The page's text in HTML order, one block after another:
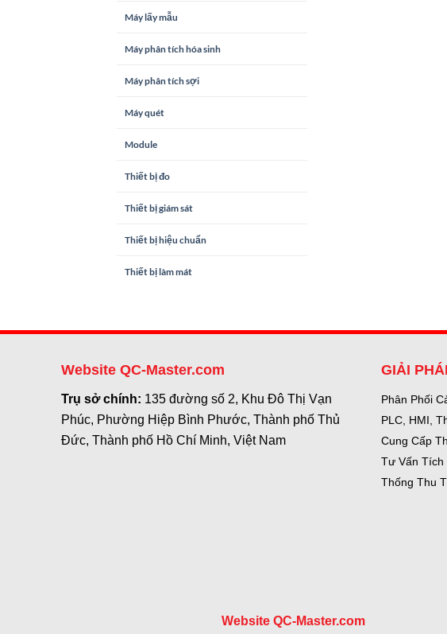
Máy lấy mẫu
Máy phân tích hóa sinh
Máy phân tích sợi
Máy quét
Module
Thiết bị đo
Thiết bị giám sát
Thiết bị hiệu chuẩn
Thiết bị làm mát
Website QC-Master.com
Trụ sở chính: 135 đường số 2, Khu Đô Thị Vạn
Phúc, Phường Hiệp Bình Phước, Thành phố Thủ
Đức, Thành phố Hồ Chí Minh, Việt Nam
GIẢI
Phân Phối
PLC, HMI,
Cung Cấp
Tư Vấn Tích
Thống Thu
Website QC-Master.com